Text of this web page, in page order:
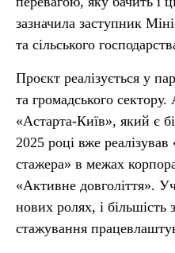
зазначила заступник
та сільського
Проєкт реалізується у
та громадського
«Астарта-Київ», який є
2025 році вже
стажера» в межах
«Активне довголіття».
нових ролях, і більшість
стажування